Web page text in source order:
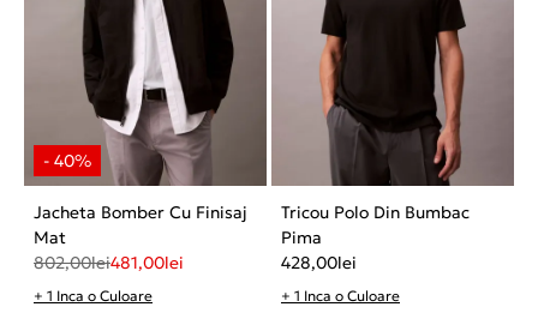
Jacheta Bomber Cu Finisaj
Mat
802,00lei481,00lei
+ 1 Inca o Culoare
Tricou Polo Din Bumbac
Pima
428,00lei
+ 1 Inca o Culoare